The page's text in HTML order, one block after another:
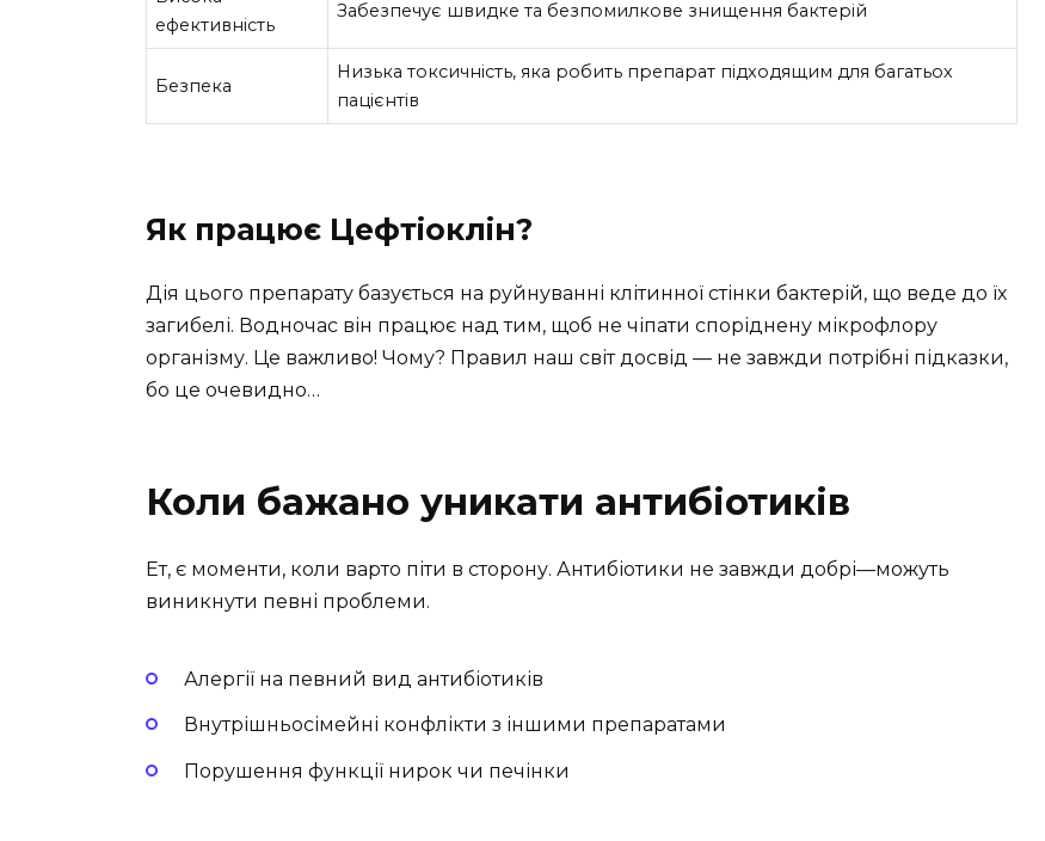
ефективність
Забезпечує швидке та безпомилкове знищення бактерій
Безпека
Низька токсичність, яка робить препарат підходящим для багатьох
пацієнтів
Як працює Цефтіоклін?
Дія цього препарату базується на руйнуванні клітинної стінки бактерій, що веде до їх
загибелі. Водночас він працює над тим, щоб не чіпати споріднену мікрофлору
організму. Це важливо! Чому? Правил наш світ досвід — не завжди потрібні підказки,
бо це очевидно…
Коли бажано уникати антибіотиків
Ет, є моменти, коли варто піти в сторону. Антибіотики не завжди добрі—можуть
виникнути певні проблеми.
Алергії на певний вид антибіотиків
Внутрішньосімейні конфлікти з іншими препаратами
Порушення функції нирок чи печінки